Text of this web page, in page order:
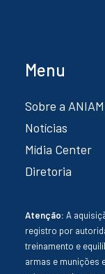
Menu
Sobre a ANIAM
Notícias
Mídia Center
Diretoria
Atenção: A
registro por
treinamento e
armas e munições